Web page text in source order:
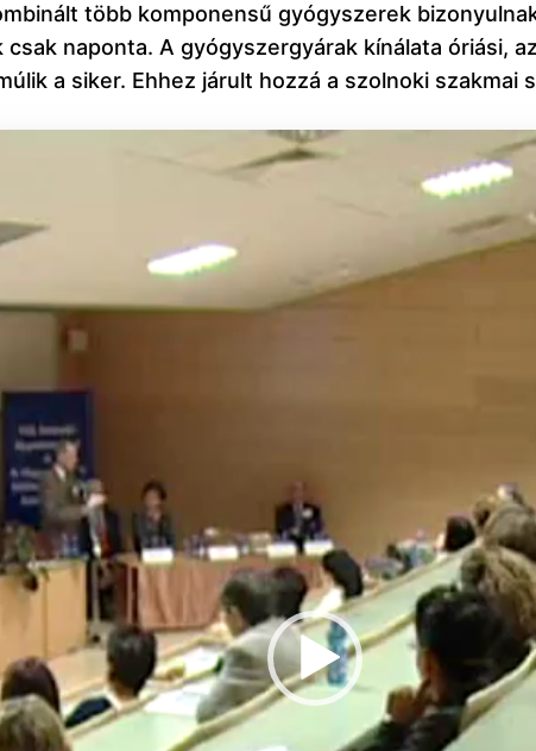
több komponensű gyógyszerek
naponta. A gyógyszergyárak kínálata óriási,
a siker. Ehhez járult hozzá a szolnoki szakmai